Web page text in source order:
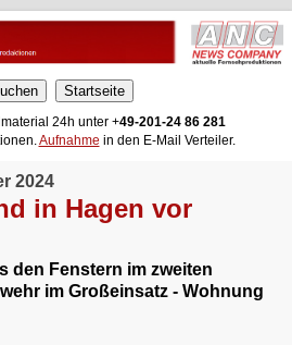
24h unter +49-201-24 86 281
Aufnahme in den E-Mail Verteiler.
2024
in Hagen vor
den Fenstern im zweiten
im Großeinsatz - Wohnung